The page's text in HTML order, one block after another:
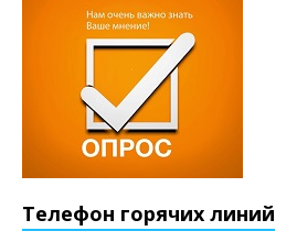
Телефон горячих линий